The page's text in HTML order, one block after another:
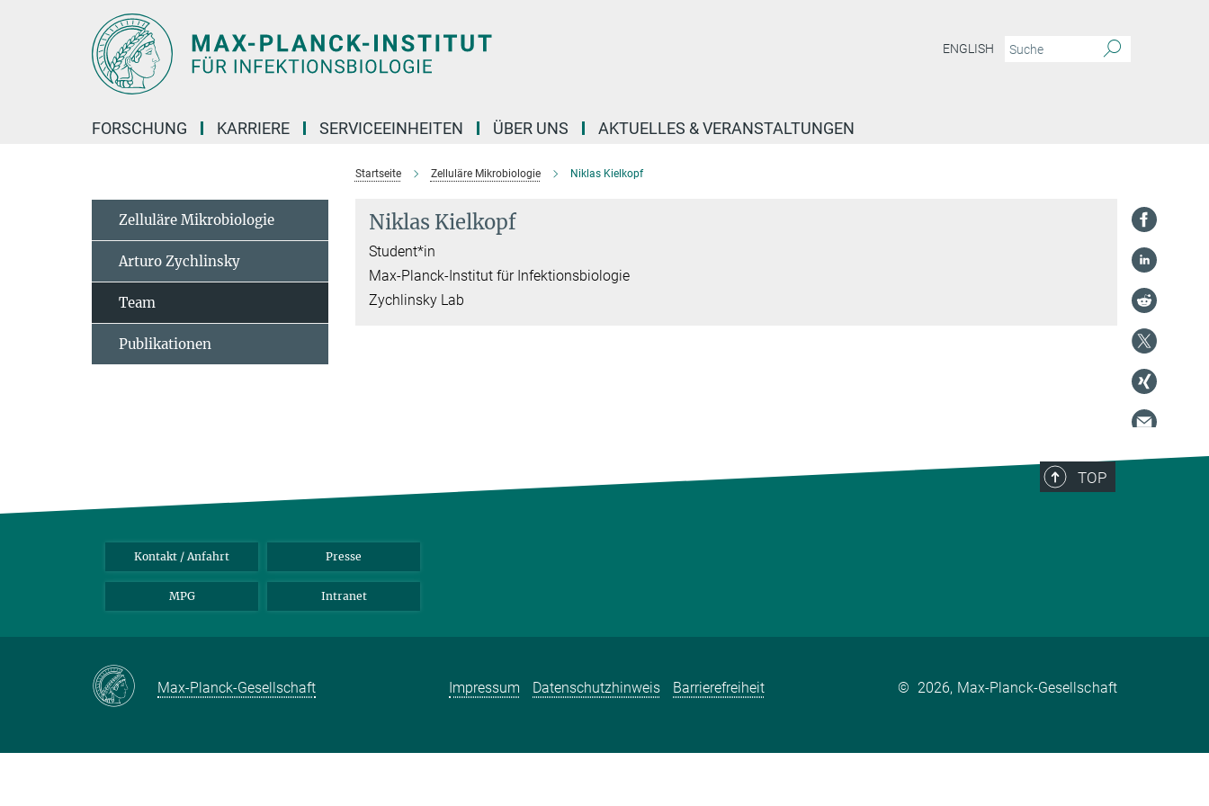
ENGLISH
FORSCHUNG KARRIERE SERVICEEINHEITEN ÜBER UNS AKTUELLES & VERANSTALTUNGEN
Startseite Zelluläre Mikrobiologie Niklas Kielkopf
Niklas Kielkopf
Student*in
Max-Planck-Institut für Infektionsbiologie
Zychlinsky Lab
Zelluläre Mikrobiologie
Arturo Zychlinsky
Team
Publikationen
TOP
Kontakt / Anfahrt Presse
MPG Intranet
Max-Planck-Gesellschaft Impressum Datenschutzhinweis Barrierefreiheit © 2026, Max-Planck-Gesellschaft